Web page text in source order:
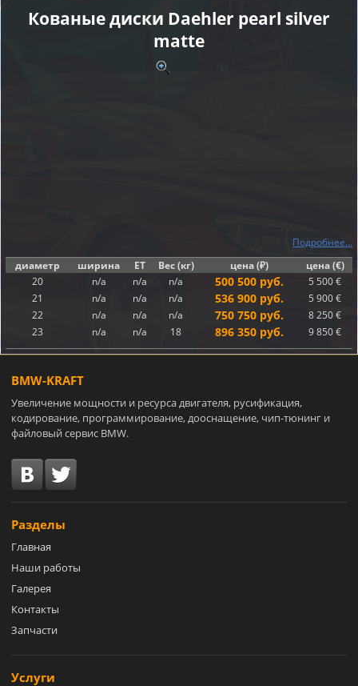
Кованые диски Daehler pearl silver
matte
Подробнее...
диаметр
ширина ET Вес (кг) цена (₽)
цена (€)
20
n/a n/a n/a 500 500 руб.
5 500 €
21
n/a n/a n/a 536 900 руб.
5 900 €
22
n/a n/a n/a 750 750 руб.
8 250 €
23
n/a n/a 18 896 350 руб. 9 850 €
BMW-KRAFT
Увеличение мощности и ресурса двигателя, русификация,
кодирование, программирование, дооснащение, чип-тюнинг и
файловый сервис BMW.
Разделы
Главная
Наши работы
Галерея
Контакты
Запчасти
Услуги